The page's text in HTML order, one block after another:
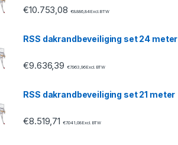
€10.753,08 €8.886,84Excl. BTW
RSS dakrandbeveiliging set 24 meter
€9.636,39 €7.963,96Excl. BTW
RSS dakrandbeveiliging set 21 meter
€8.519,71 €7.041,08Excl. BTW